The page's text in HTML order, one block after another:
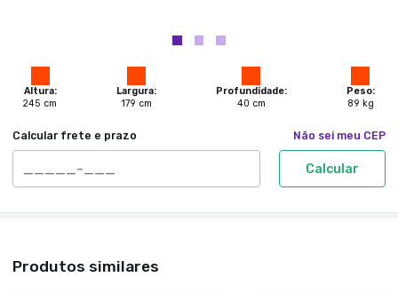
Altura:
245 cm
Largura:
179 cm
Profundidade:
40 cm
Peso:
89 kg
Calcular frete e prazo Não sei meu CEP
Calcular
Produtos similares